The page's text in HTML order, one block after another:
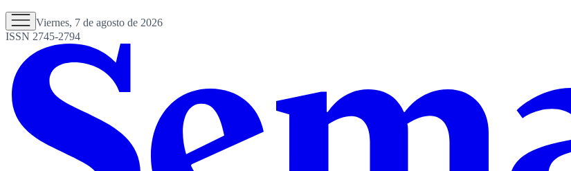
Viernes, 7 de agosto de 2026
ISSN 2745-2794